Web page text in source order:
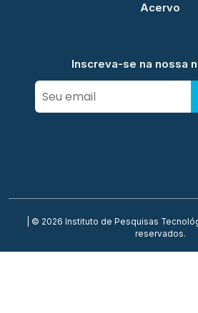
Acervo
Inscreva-se na nossa
| © 2026 Instituto de Pesquisas
reservados.